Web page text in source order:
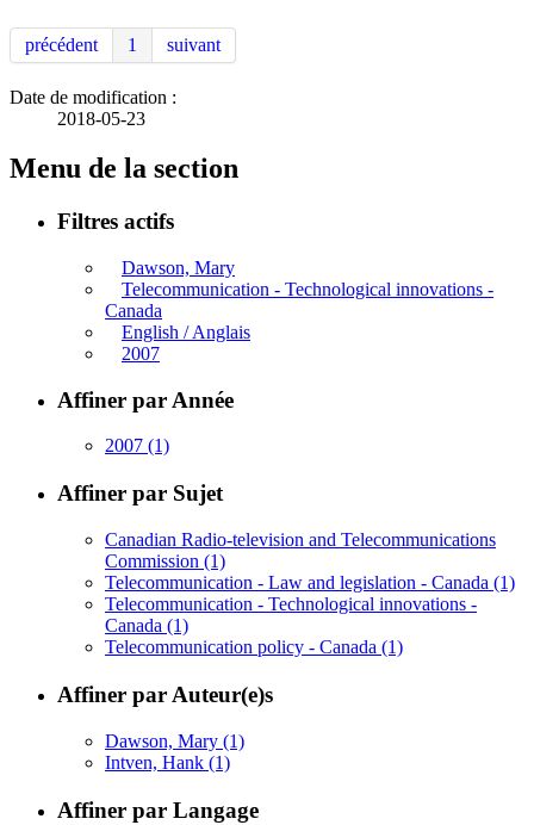
précédent 1 suivant
Date de modification :
2018-05-23
Menu de la section
Filtres actifs
Dawson, Mary
Telecommunication - Technological innovations -
Canada
English / Anglais
2007
Affiner par Année
2007 (1)
Affiner par Sujet
Canadian Radio-television and Telecommunications
Commission (1)
Telecommunication - Law and legislation - Canada (1)
Telecommunication - Technological innovations -
Canada (1)
Telecommunication policy - Canada (1)
Affiner par Auteur(e)s
Dawson, Mary (1)
Intven, Hank (1)
Affiner par Langage